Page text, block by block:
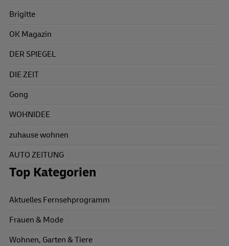
Brigitte
OK Magazin
DER SPIEGEL
DIE ZEIT
Gong
WOHNIDEE
zuhause wohnen
AUTO ZEITUNG
Top Kategorien
Aktuelles Fernsehprogramm
Frauen & Mode
Wohnen, Garten & Tiere